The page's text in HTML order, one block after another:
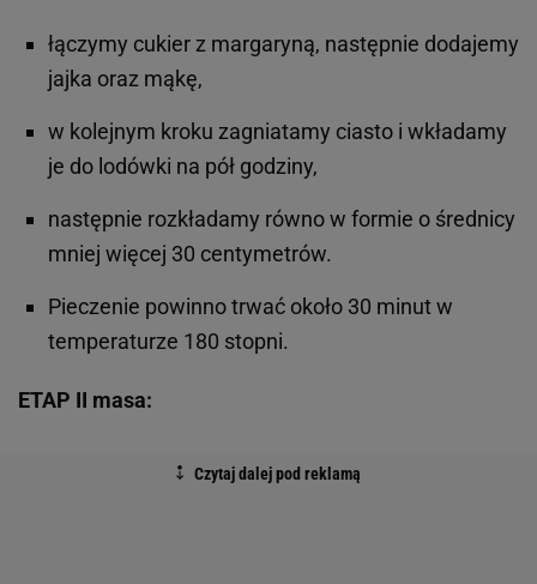
łączymy cukier z margaryną, następnie dodajemy
jajka oraz mąkę,
w kolejnym kroku zagniatamy ciasto i wkładamy
je do lodówki na pół godziny,
następnie rozkładamy równo w formie o średnicy
mniej więcej 30 centymetrów.
Pieczenie powinno trwać około 30 minut w
temperaturze 180 stopni.
ETAP II masa: